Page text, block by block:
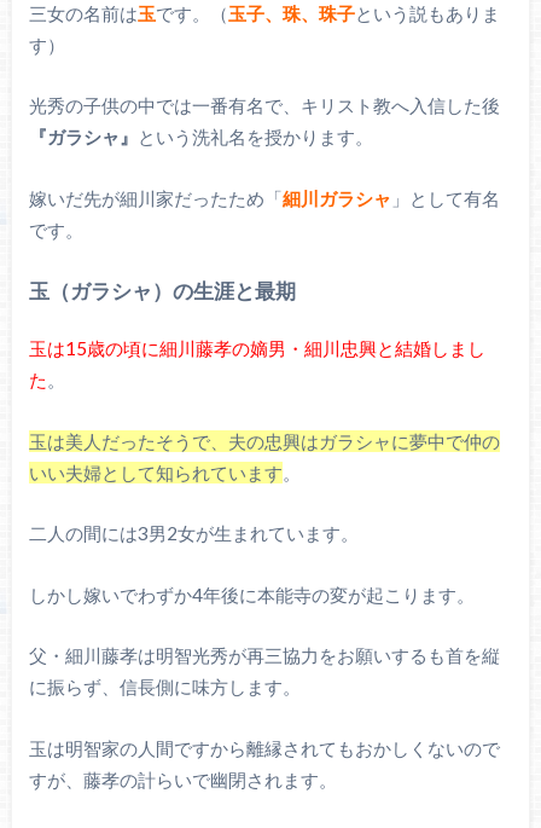
三女の名前は玉です。（玉子、珠、珠子という説もありま
す）
光秀の子供の中では一番有名で、キリスト教へ入信した後
『ガラシャ』 という洗礼名を授かります。
嫁いだ先が細川家だったため「細川ガラシャ 」として有名
です。
玉（ガラシャ）の生涯と最期
玉は15歳の頃に細川藤孝の嫡男・細川忠興と結婚しまし
た 。
玉は美人だったそうで、夫の忠興はガラシャに夢中で仲の
いい夫婦として知られています
二人の間には3男2女が生まれています。
しかし嫁いでわずか4年後に本能寺の変が起こります。
父・細川藤孝は明智光秀が再三協力をお願いするも首を縦
に振らず、信長側に味方します。
玉は明智家の人間ですから離縁されてもおかしくないので
すが、藤孝の計らいで幽閉されます。